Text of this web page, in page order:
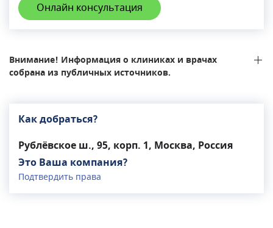
Онлайн консультация
Внимание! Информация о клиниках и врачах
собрана из публичных источников.
Как добраться?
Рублёвское ш., 95, корп. 1, Москва, Россия
Это Ваша компания?
Подтвердить права